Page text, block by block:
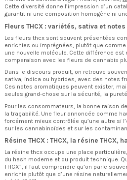
Cette diversité donne l’impression d’un
garantit ni une composition homogène ni
Fleurs THCX : variétés, sativa et notes
Les fleurs thcx sont souvent présentées
enrichies ou imprégnées, plutôt que
une nouvelle molécule. Cette différence
comparaison avec les fleurs de cannabis
Dans le discours produit, on retrouve
sativa, indica ou hybrides, avec des notes
Ces notes aromatiques peuvent exister,
seules grand-chose sur la sécurité, la
Pour les consommateurs, la bonne raison
la traçabilité. Une fleur annoncée comme
forcément mieux contrôlée qu’une autre si
sur les cannabinoïdes et sur les
Résine THCX : THCX, la résine THCX,
La résine thcx occupe une place
du hash moderne et du produit technique.
THCX”, il faut comprendre qu’on parle
enrichie plutôt que d’une résine